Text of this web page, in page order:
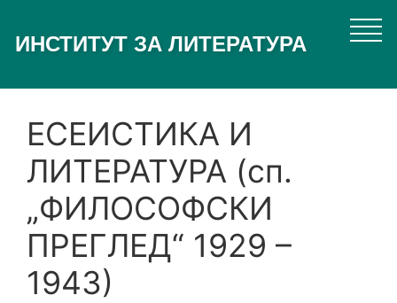
main
ИНСТИТУТ ЗА ЛИТЕРАТУРА
ЕСЕИСТИКА И
ЛИТЕРАТУРА (сп.
„ФИЛОСОФСКИ
ПРЕГЛЕД“ 1929 –
1943)